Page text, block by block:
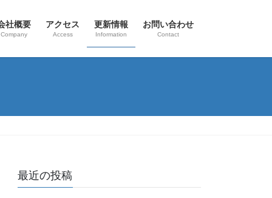
社概要
Company
アクセス
Access
更新情報
Information
お問い合わせ
Contact
最近の投稿